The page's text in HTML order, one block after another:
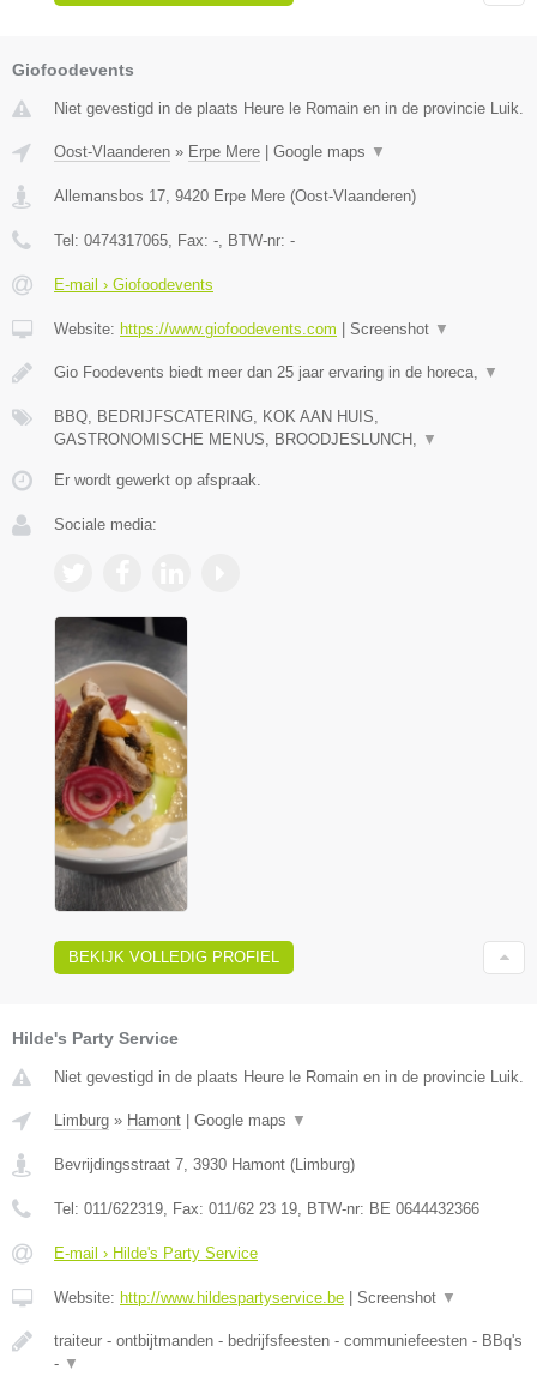
Giofoodevents
Niet gevestigd in de plaats Heure le Romain en in de provincie Luik.
Oost-Vlaanderen » Erpe Mere Google maps ▼
Allemansbos 17 9420 Erpe Mere (Oost-Vlaanderen)
Tel: 0474317065 , Fax: - , BTW-nr: -
E-mail › Giofoodevents
Website: https://www.giofoodevents.com Screenshot ▼
Gio Foodevents biedt meer dan 25 jaar ervaring in de horeca, ▼
BBQ, BEDRIJFSCATERING, KOK AAN HUIS,
GASTRONOMISCHE MENUS, BROODJESLUNCH,
▼
Er wordt gewerkt op afspraak.
Sociale media:
BEKIJK VOLLEDIG PROFIEL
Hilde's Party Service
Niet gevestigd in de plaats Heure le Romain en in de provincie Luik.
Limburg » Hamont Google maps ▼
Bevrijdingsstraat 7, 3930 Hamont (Limburg)
Tel: 011/622319, Fax: 011/62 23 19, BTW-nr: BE 0644432366
E-mail › Hilde's Party Service
Website: http://www.hildespartyservice.be Screenshot ▼
traiteur - ontbijtmanden - bedrijfsfeesten - communiefeesten - BBq's
- ▼